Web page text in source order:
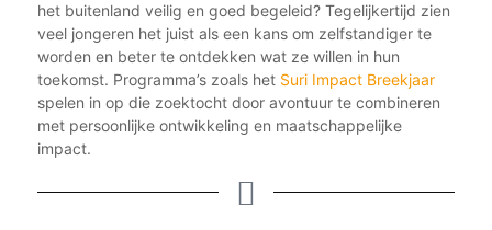
het buitenland veilig en goed begeleid? Tegelijkertijd zien
veel jongeren het juist als een kans om zelfstandiger te
worden en beter te ontdekken wat ze willen in hun
toekomst. Programma’s zoals het Suri Impact Breekjaar
spelen in op die zoektocht door avontuur te combineren
met persoonlijke ontwikkeling en maatschappelijke
impact.